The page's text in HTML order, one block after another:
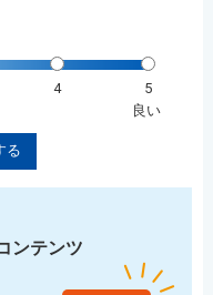
4
5
良い
る
ンテンツ